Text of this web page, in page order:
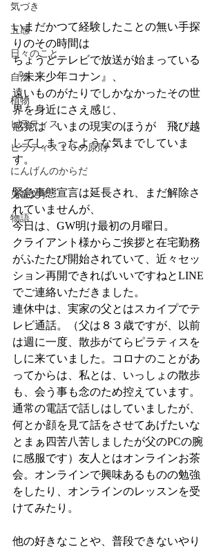
気づき
五感
日々のこと
自然
植物
ピラティス
ピラティス１０の原則
にんげんのからだ
児童文学
物語
いまだかつて経験したことの無い手探
りのその時間は
ちょうどテレビで放送が始まっている
『未来少年コナン』、
遠いものがたりでしかなかったその世
界を身近にさえ感じ、
感覚は　いまの現実のほうが　飛び越
してしまったような気までしていま
す。
緊急事態宣言は延長され、まだ解除さ
れていませんが、
今日は、GW明け最初の月曜日。
クライアント様からご挨拶と在宅勤務
がふたたび開始されていて、近々セッ
ション再開できればいいですねとLINE
でご連絡いただきました。
連休中は、実家の父とはスカイプでテ
レビ通話。（父は８３歳ですが、以前
は週に一度、散歩がてらピラティスを
しに来ていました。コロナのことがあ
ってからは、私とは、いっしょの散歩
も、会う事も念のため控えています。
通常の電話で話しはしていましたが、
何とか顔を見て話をさせてあげたいな
とまぁ四苦八苦しましたが父のPCの腕
に感服です）友人とはオンラインお茶
会。オンラインで興味あるものの勉強
をしたり、オンラインのレッスンを受
けてみたり。
他の好きなことや、普段できないやり